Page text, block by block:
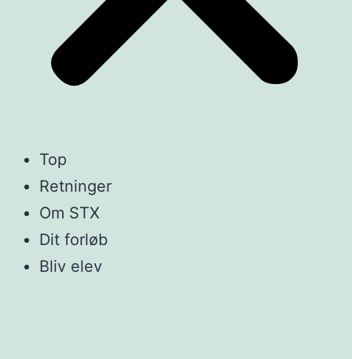
Top
Retninger
Om STX
Dit forløb
Bliv elev